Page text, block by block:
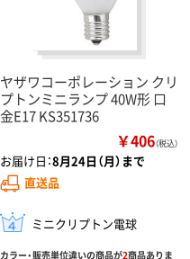
ヤザワコーポレーション クリ
プトンミニランプ 40W形 口
金E17 KS351736
￥406（税込）
お届け日：8月24日（月）まで
直送品
ミニクリプトン電球
カラー・販売単位違いの商品が2商品ありま